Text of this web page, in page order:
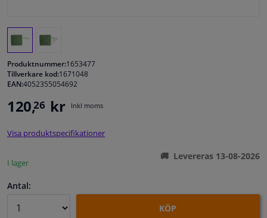
Fönster & Tillbehör
Bilvård & Tillbehör
Sensorer & Elsystem
Produktnummer:1653477
Tillverkare kod:1671048
EAN:4052355054692
120,26 kr Inkl moms
Visa produktspecifikationer
I lager
Levereras 13-08-2026
Antal:
KÖP